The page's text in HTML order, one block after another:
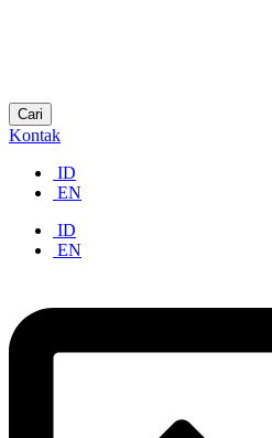
Cari
Kontak
ID
EN
ID
EN